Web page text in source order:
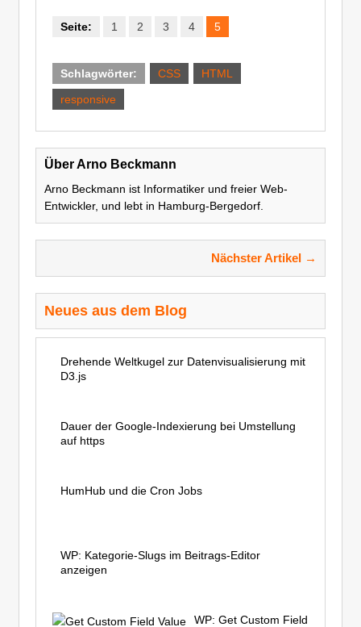
1 2 3 4 5
CSS
HTML
responsive
Über Arno Beckmann
Arno Beckmann ist Informatiker und freier Web-
Entwickler, und lebt in Hamburg-Bergedorf.
Nächster Artikel →
Neues aus dem Blog
Drehende Weltkugel zur Datenvisualisierung mit
D3.js
Dauer der Google-Indexierung bei Umstellung
auf https
HumHub und die Cron Jobs
WP: Kategorie-Slugs im Beitrags-Editor
anzeigen
WP: Get Custom Field